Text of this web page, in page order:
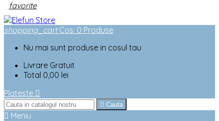
favorite
shopping_cart Cos: 0 Produse
Nu mai sunt produse in cosul tau
Livrare Gratuit
Total 0,00 lei
Plateste 
 Cauta
 Meniu